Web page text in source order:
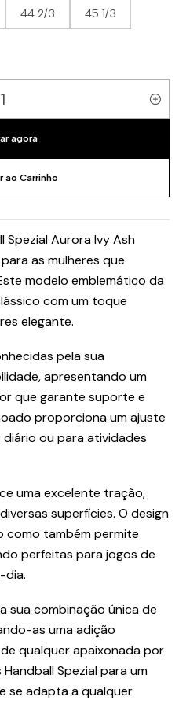
44 2/3 45 1/3
ao Carrinho
agora
Spezial Aurora Ivy Ash
as mulheres que
modelo emblemático da
com um toque
elegante.
pela sua
apresentando um
que garante suporte e
proporciona um ajuste
ou para atividades
uma excelente tração,
superfícies. O design
também permite
perfeitas para jogos de
dia.
sua combinação única de
as uma adição
qualquer apaixonada por
Spezial para um
se adapta a qualquer